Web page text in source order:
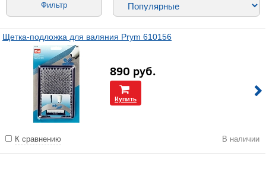
Фильтр
Щетка-подложка для валяния Prym 610156
890 руб.
Купить
К сравнению В наличии